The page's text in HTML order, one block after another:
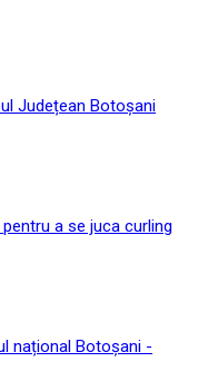
Județean Botoșani
a se juca curling
național Botoșani -